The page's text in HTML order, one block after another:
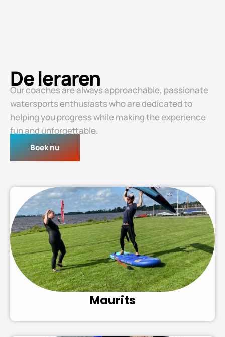
De leraren
Our coaches are always approachable, passionate
watersports enthusiasts who are dedicated to
helping you progress while making the experience
fun and unforgettable.
Boek nu
Maurits